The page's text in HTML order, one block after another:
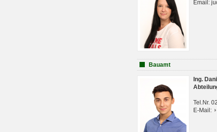
Email:
Bauamt
Ing.
Tel.Nr.
E-Mail: